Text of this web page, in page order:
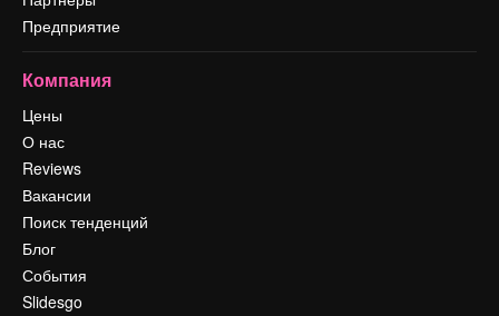
Предприятие
Компания
Цены
О нас
Reviews
Вакансии
Поиск тенденций
Блог
События
Slidesgo